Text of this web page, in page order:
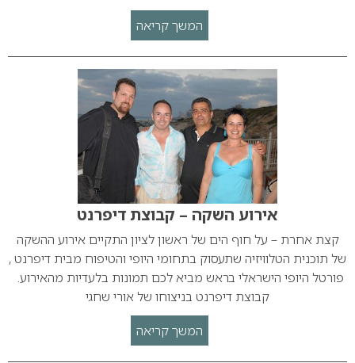
המשך קריאה
אירוע השקה – קבוצת דיפרנט
קצת אחרת – על חוף הים של ראשון לציון התקיים אירוע ההשקה
של תוכנית הטלוויזיה שתעסוק בתחומי היופי והטיפוח מבית דיפרנט ,
פורטל היופי הישראלי בראש מביא לכם תמונות בלעדיות מהאירוע.
קבוצת דיפרנט בניצוחו של אורי שחגי
המשך קריאה